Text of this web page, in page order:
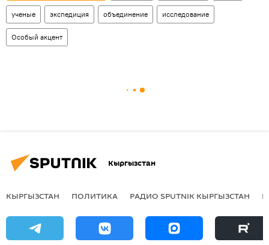
ученые экспедиция объединение исследование
Особый акцент
Кыргызстан
КЫРГЫЗСТАН ПОЛИТИКА РАДИО SPUTNIK КЫРГЫЗСТАН